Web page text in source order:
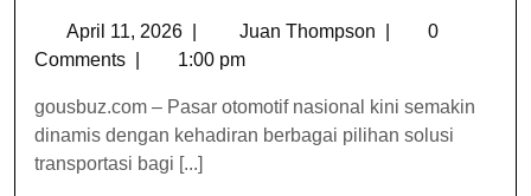
April 11, 2026 Juan Thompson
0
Comments
1:00 pm
gousbuz.com – Pasar otomotif nasional kini semakin
dinamis dengan kehadiran berbagai pilihan solusi
transportasi bagi [...]